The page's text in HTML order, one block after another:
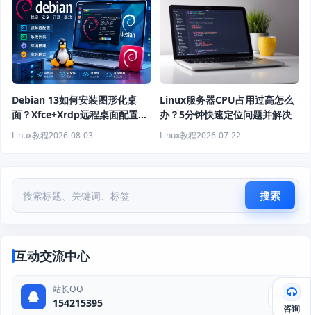
Debian 13如何安装图形化桌
面？Xfce+Xrdp远程桌面配置教
程
Linux教程2026-08-03
Linux服务器CPU占用过高怎么
办？5分钟快速定位问题并解决
Linux教程2026-07-22
搜索
互动交流中心
站长QQ
154215395 咨询